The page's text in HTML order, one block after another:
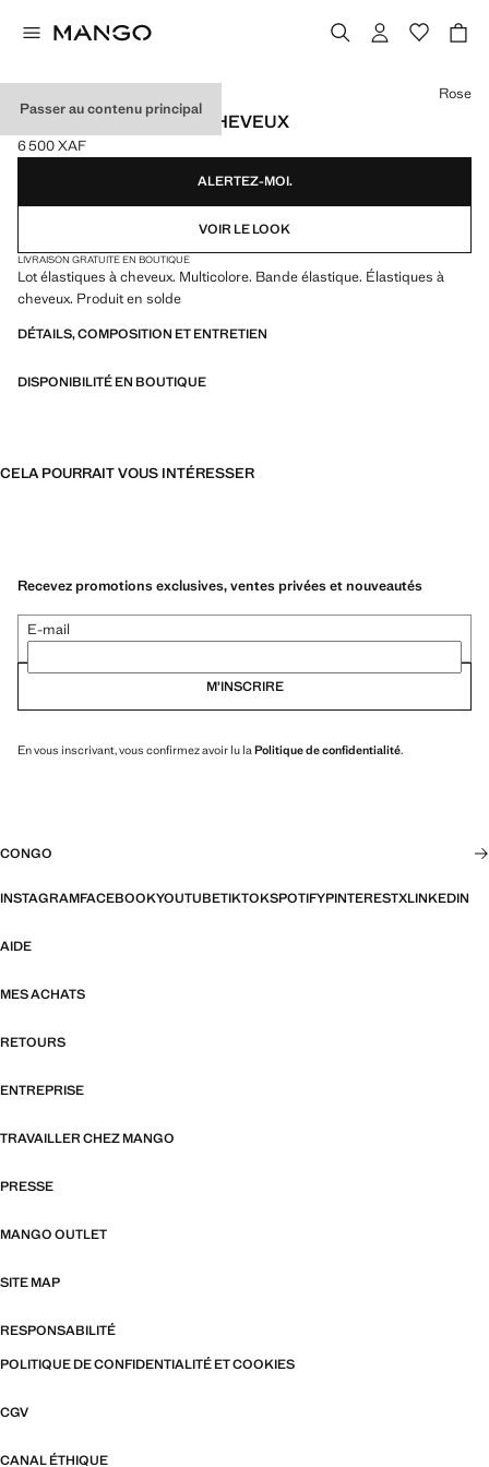
Passer au contenu principal
PACK ÉLASTIQUES À CHEVEUX
Prix actuel [6 500 XAF ]
6 500 XAF
Choisissez une couleur
Rose
ALERTEZ-MOI.
VOIR LE LOOK
LIVRAISON GRATUITE EN BOUTIQUE
Lot élastiques à cheveux. Multicolore. Bande élastique. Élastiques à
cheveux. Produit en solde
DÉTAILS, COMPOSITION ET ENTRETIEN
DISPONIBILITÉ EN BOUTIQUE
CELA POURRAIT VOUS INTÉRESSER
Recevez promotions exclusives, ventes privées et nouveautés
E-mail
M’INSCRIRE
En vous inscrivant, vous confirmez avoir lu la Politique de confidentialité.
CONGO
INSTAGRAMFACEBOOKYOUTUBETIKTOKSPOTIFYPINTERESTXLINKEDIN
AIDE
MES ACHATS
RETOURS
ENTREPRISE
TRAVAILLER CHEZ MANGO
PRESSE
MANGO OUTLET
SITE MAP
RESPONSABILITÉ
POLITIQUE DE CONFIDENTIALITÉ ET COOKIES
CGV
CANAL ÉTHIQUE